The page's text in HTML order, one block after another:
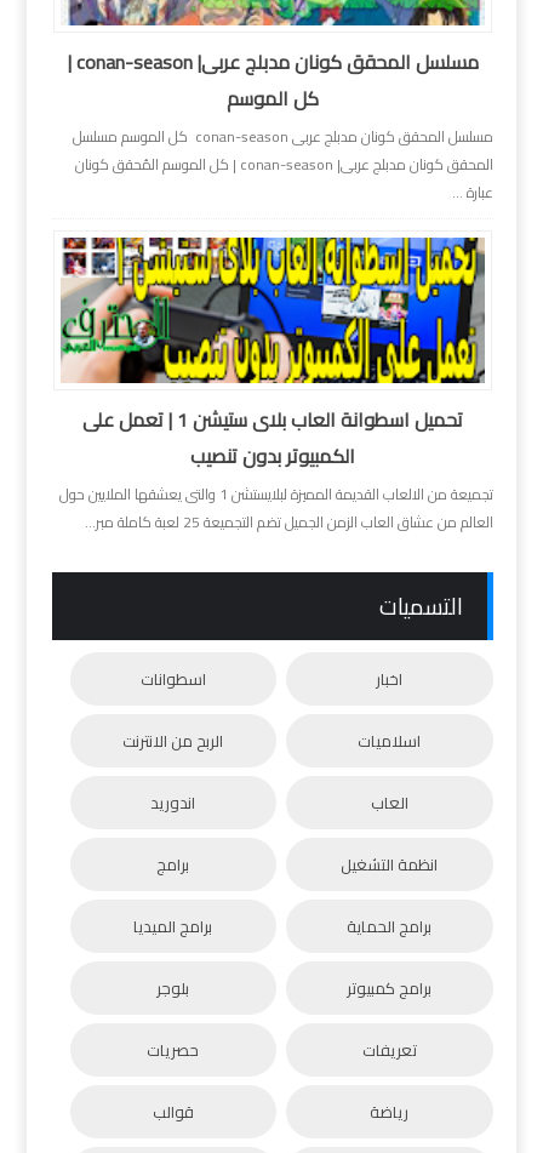
مسلسل المحقق كونان مدبلج عربى| conan-season |
كل الموسم
مسلسل المحقق كونان مدبلج عربى conan-season كل الموسم مسلسل
المحقق كونان مدبلج عربى| conan-season | كل الموسم المُحقق كونان
عبارة ...
تحميل اسطوانة العاب بلاى ستيشن 1 | تعمل على
الكمبيوتر بدون تنصيب
تجميعة من الالعاب القديمة المميزة لبلايستشن 1 والتى يعشقها الملايين حول
العالم من عشاق العاب الزمن الجميل تضم التجميعة 25 لعبة كاملة مبر...
التسميات
اخبار اسطوانات
اسلاميات الربح من الانترنت
العاب اندوريد
انظمة التشغيل برامج
برامج الحماية برامج الميديا
برامج كمبيوتر بلوجر
تعريفات حصريات
رياضة قوالب